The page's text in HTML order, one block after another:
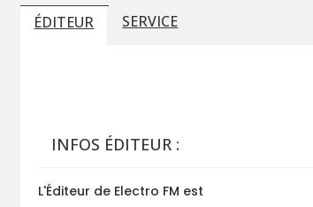
ÉDITEUR SERVICE
INFOS ÉDITEUR :
L'Éditeur de Electro FM est